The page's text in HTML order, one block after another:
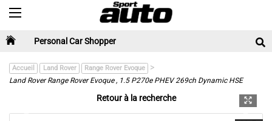
Toggle navigation
Personal Car Shopper
Accueil Land Rover Range Rover Evoque >
Land Rover Range Rover Evoque , 1.5 P270e PHEV 269ch Dynamic HSE
Retour à la recherche
Next